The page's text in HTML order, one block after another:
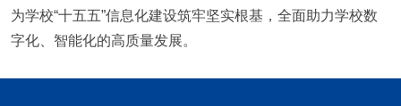
为学校“十五五”信息化建设筑牢坚实根基，全面助力学校数
字化、智能化的高质量发展。